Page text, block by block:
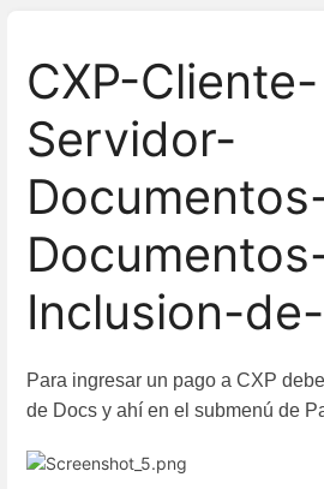
CXP-Cliente-
Servidor-
Inclusion-
Para ingresar un pago a CXP
de Docs y ahí en el submenú de